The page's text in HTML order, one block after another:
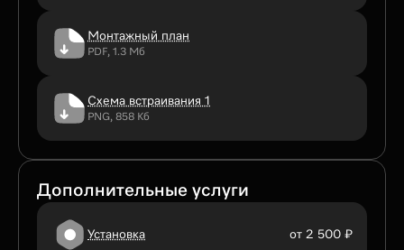
Монтажный план
PDF, 1.3 Мб
Схема встраивания 1
PNG, 858 Кб
Дополнительные услуги
Установка от 2 500 ₽